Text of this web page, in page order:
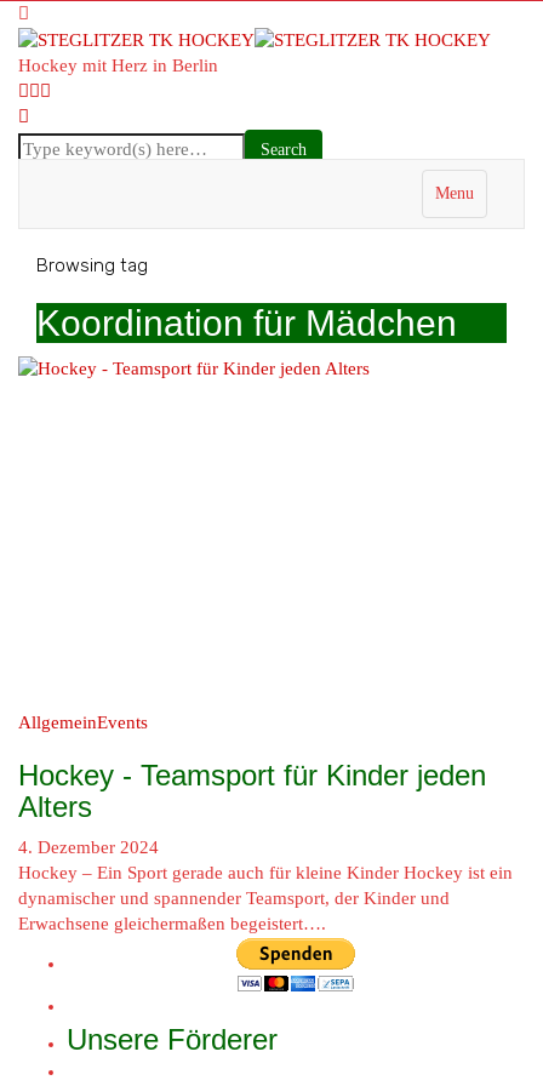
Hockey mit Herz in Berlin
Menu
Browsing tag
Koordination für Mädchen
AllgemeinEvents
Hockey - Teamsport für Kinder jeden
Alters
4. Dezember 2024
Hockey – Ein Sport gerade auch für kleine Kinder Hockey ist ein
dynamischer und spannender Teamsport, der Kinder und
Erwachsene gleichermaßen begeistert….
Unsere Förderer